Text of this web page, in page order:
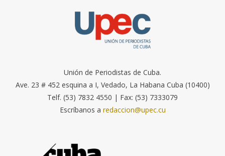
Unión de Periodistas de Cuba.
Ave. 23 # 452 esquina a I, Vedado, La Habana Cuba (10400)
Telf. (53) 7832 4550 | Fax: (53) 7333079
Escríbanos a redaccion@upec.cu